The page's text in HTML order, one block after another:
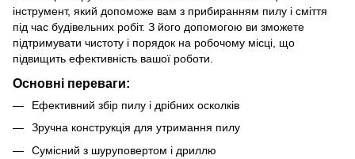
інструмент, який допоможе вам з прибиранням пилу і сміття
під час будівельних робіт. З його допомогою ви зможете
підтримувати чистоту і порядок на робочому місці, що
підвищить ефективність вашої роботи.
Основні переваги:
Ефективний збір пилу і дрібних осколків
Зручна конструкція для утримання пилу
Сумісний з шуруповертом і дриллю